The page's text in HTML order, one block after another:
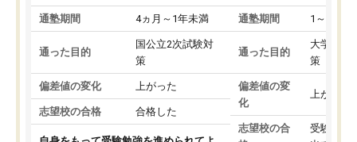
通塾期間 4ヵ月～1年未満
通った目的
国公立2次試験対
策
偏差値の変化 上がった
志望校の合格 合格した
通塾期間 1～3ヵ月
通った目的
大学入学
策
偏差値の変
化
上がった
志望校の合
受験して